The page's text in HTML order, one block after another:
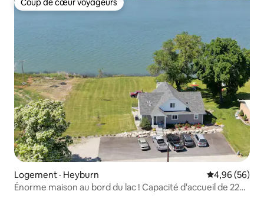
Coup de cœur voyageurs
Coup de cœur voyageurs
Logement · Heyburn Note
4,96 (56)
Énorme maison au bord du lac ! Capacité d'accueil de 22